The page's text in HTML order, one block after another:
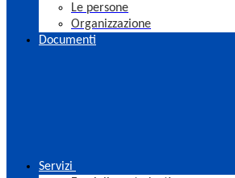
Le persone
Organizzazione
Documenti
Servizi